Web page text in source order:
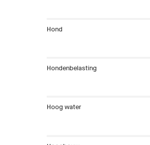
Hond
Hondenbelasting
Hoog water